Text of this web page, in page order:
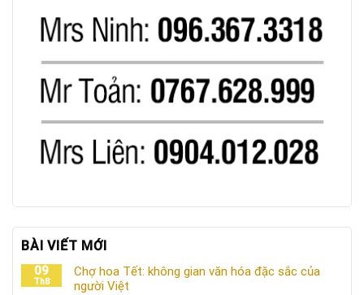
BÀI VIẾT MỚI
09
Th8
Chợ hoa Tết: không gian văn hóa đặc sắc của
người Việt